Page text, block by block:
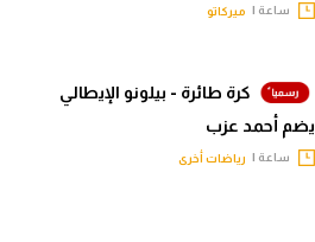
ساعة | ميركاتو
كرة طائرة - بيلونو الإيطالي
يضم أحمد عزب
ساعة | رياضات أخرى